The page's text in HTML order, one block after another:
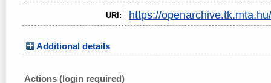
URI: https://
Additional details
Actions (login required)